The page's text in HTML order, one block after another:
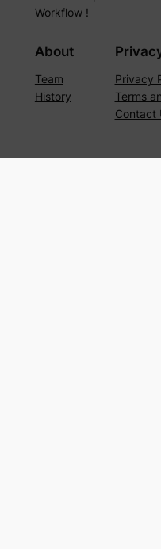
Workflow !
About
Team
History
Privacy
Terms
Contact